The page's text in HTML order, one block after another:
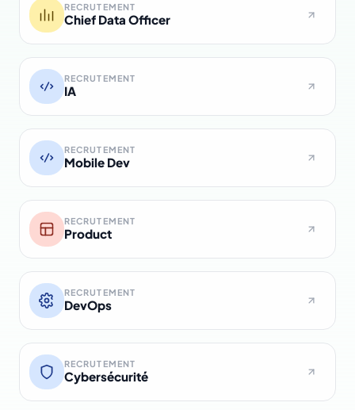
RECRUTEMENT
Chief Data Officer
RECRUTEMENT
IA
RECRUTEMENT
Mobile Dev
RECRUTEMENT
Product
RECRUTEMENT
DevOps
RECRUTEMENT
Cybersécurité